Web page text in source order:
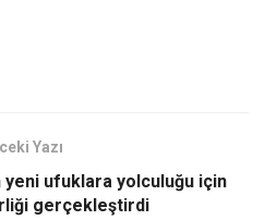
Yazı
yeni ufuklara yolculuğu için
gerçekleştirdi